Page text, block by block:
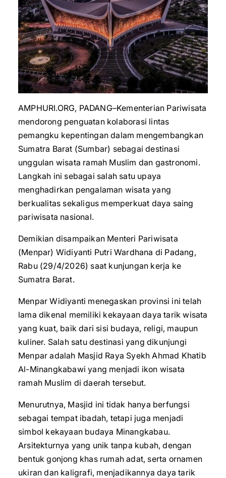
AMPHURI.ORG, PADANG–Kementerian Pariwisata
mendorong penguatan kolaborasi lintas
pemangku kepentingan dalam mengembangkan
Sumatra Barat (Sumbar) sebagai destinasi
unggulan wisata ramah Muslim dan gastronomi.
Langkah ini sebagai salah satu upaya
menghadirkan pengalaman wisata yang
berkualitas sekaligus memperkuat daya saing
pariwisata nasional.
Demikian disampaikan Menteri Pariwisata
(Menpar) Widiyanti Putri Wardhana di Padang,
Rabu (29/4/2026) saat kunjungan kerja ke
Sumatra Barat.
Menpar Widiyanti menegaskan provinsi ini telah
lama dikenal memiliki kekayaan daya tarik wisata
yang kuat, baik dari sisi budaya, religi, maupun
kuliner. Salah satu destinasi yang dikunjungi
Menpar adalah Masjid Raya Syekh Ahmad Khatib
Al-Minangkabawi yang menjadi ikon wisata
ramah Muslim di daerah tersebut.
Menurutnya, Masjid ini tidak hanya berfungsi
sebagai tempat ibadah, tetapi juga menjadi
simbol kekayaan budaya Minangkabau.
Arsitekturnya yang unik tanpa kubah, dengan
bentuk gonjong khas rumah adat, serta ornamen
ukiran dan kaligrafi, menjadikannya daya tarik